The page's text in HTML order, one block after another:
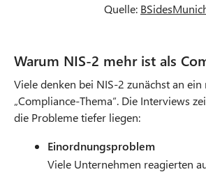
Quelle:
Warum NIS-2 mehr ist als
Viele denken bei NIS-2 zunächst an ein
„Compliance-Thema“. Die Interviews
die Probleme tiefer liegen:
Einordnungsproblem
Viele Unternehmen reagierten